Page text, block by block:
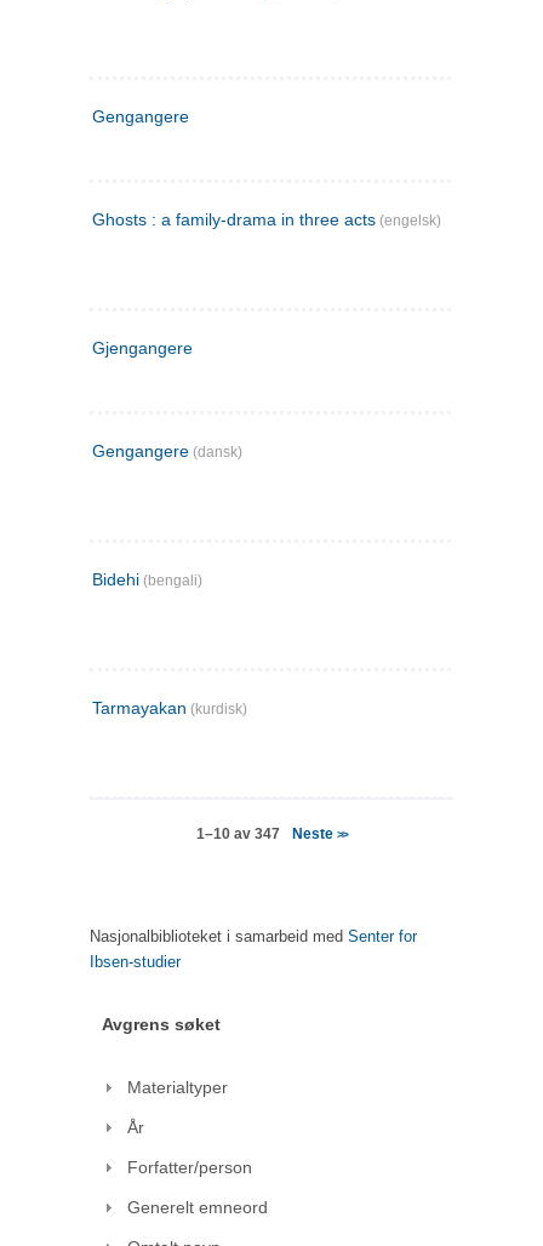
Gengangere
Ghosts : a family-drama in three acts (engelsk)
Gjengangere
Gengangere (dansk)
Bidehi (bengali)
Tarmayakan (kurdisk)
1–10 av 347 Neste >>
Nasjonalbiblioteket i samarbeid med Senter for
Ibsen-studier
Avgrens søket
Materialtyper
År
Forfatter/person
Generelt emneord